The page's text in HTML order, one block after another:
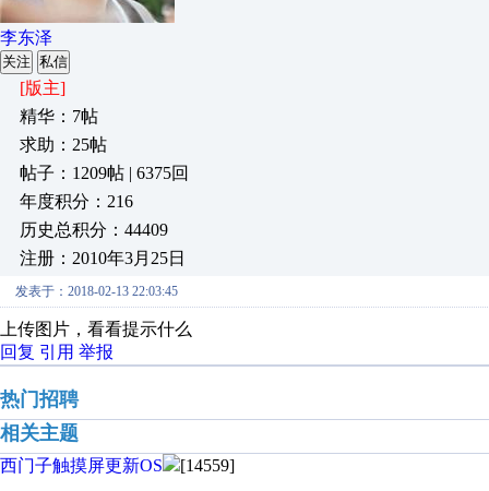
李东泽
关注 私信
[版主]
精华：7帖
求助：25帖
帖子：1209帖 | 6375回
年度积分：216
历史总积分：44409
注册：2010年3月25日
发表于：2018-02-13 22:03:45
上传图片，看看提示什么
回复 引用 举报
热门招聘
相关主题
西门子触摸屏更新OS [14559]